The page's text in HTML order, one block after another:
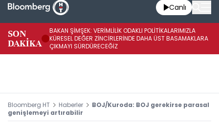
Canlı
SON
DAKİKA
BAKAN ŞİMŞEK: VERİMLİLİK ODAKLI POLİTİKALARIMIZLA
KÜRESEL DEĞER ZİNCİRLERİNDE DAHA ÜST BASAMAKLARA
ÇIKMAYI SÜRDÜRECEĞİZ
Bloomberg HT Haberler
BOJ/Kuroda: BOJ gerekirse parasal
genişlemeyi artırabilir